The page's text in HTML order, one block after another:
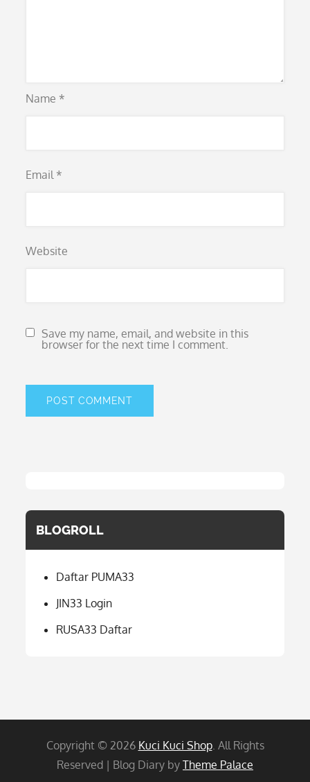
Name *
Email *
Website
Save my name, email, and website in this
browser for the next time I comment.
BLOGROLL
Daftar PUMA33
JIN33 Login
RUSA33 Daftar
Copyright © 2026 Kuci Kuci Shop. All Rights
Reserved | Blog Diary by Theme Palace